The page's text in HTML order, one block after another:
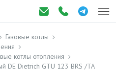
Газовые котлы
котлы отопления
DE Dietrich GTU 123 BRS /TA